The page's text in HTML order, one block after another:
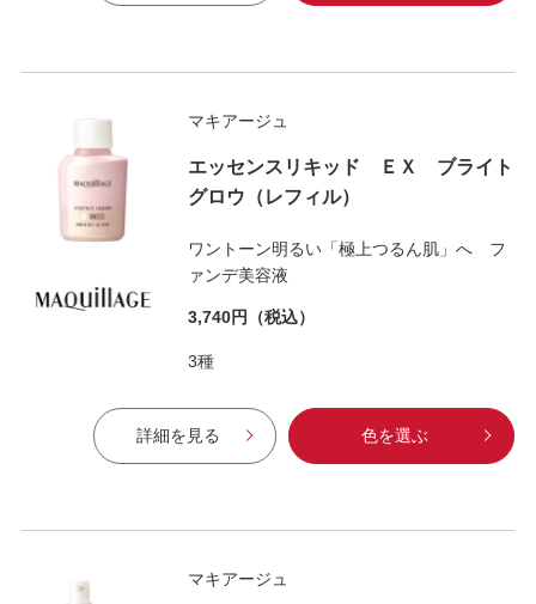
マキアージュ
エッセンスリキッド ＥＸ ブライト
グロウ（レフィル）
ワントーン明るい「極上つるん肌」へ フ
ァンデ美容液
3,740円 （税込）
3種
詳細を見る 色を選ぶ
マキアージュ